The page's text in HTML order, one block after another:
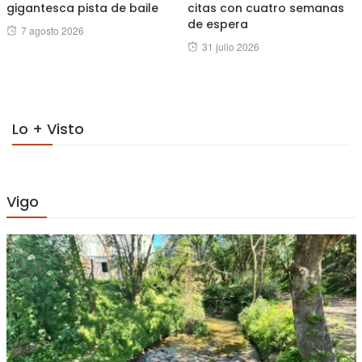
gigantesca pista de baile
Posted
7 agosto 2026
citas con cuatro semanas
de espera
Posted
31 julio 2026
Lo + Visto
Vigo